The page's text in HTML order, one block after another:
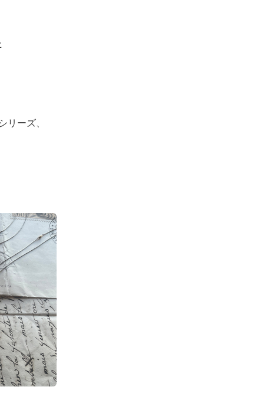
ーズ、